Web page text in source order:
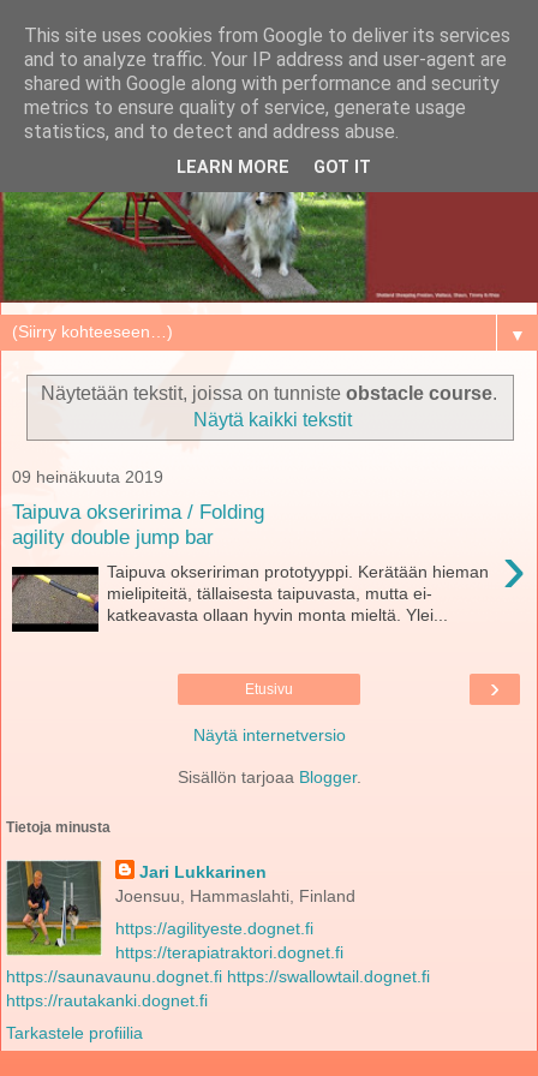
▼
Näytetään tekstit, joissa on tunniste obstacle course.
Näytä kaikki tekstit
09 heinäkuuta 2019
Taipuva okseririma / Folding
agility double jump bar
›
Taipuva okseririman prototyyppi. Kerätään hieman
mielipiteitä, tällaisesta taipuvasta, mutta ei-
katkeavasta ollaan hyvin monta mieltä. Ylei...
›
Etusivu
Näytä internetversio
Sisällön tarjoaa Blogger.
Tietoja minusta
Jari Lukkarinen
Joensuu, Hammaslahti, Finland
https://agilityeste.dognet.fi
https://terapiatraktori.dognet.fi
https://saunavaunu.dognet.fi https://swallowtail.dognet.fi
https://rautakanki.dognet.fi
Tarkastele profiilia
This site uses cookies from Google to deliver its services
and to analyze traffic. Your IP address and user-agent are
shared with Google along with performance and security
metrics to ensure quality of service, generate usage
statistics, and to detect and address abuse.
LEARN MORE GOT IT